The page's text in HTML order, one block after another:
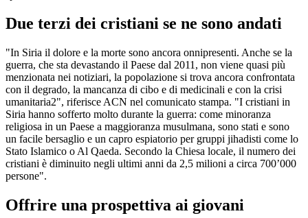
Due terzi dei cristiani se ne sono andati
"In Siria il dolore e la morte sono ancora onnipresenti. Anche se la
guerra, che sta devastando il Paese dal 2011, non viene quasi più
menzionata nei notiziari, la popolazione si trova ancora confrontata
con il degrado, la mancanza di cibo e di medicinali e con la crisi
umanitaria2", riferisce ACN nel comunicato stampa. "I cristiani in
Siria hanno sofferto molto durante la guerra: come minoranza
religiosa in un Paese a maggioranza musulmana, sono stati e sono
un facile bersaglio e un capro espiatorio per gruppi jihadisti come lo
Stato Islamico o Al Qaeda. Secondo la Chiesa locale, il numero dei
cristiani è diminuito negli ultimi anni da 2,5 milioni a circa 700’000
persone".
Offrire una prospettiva ai giovani